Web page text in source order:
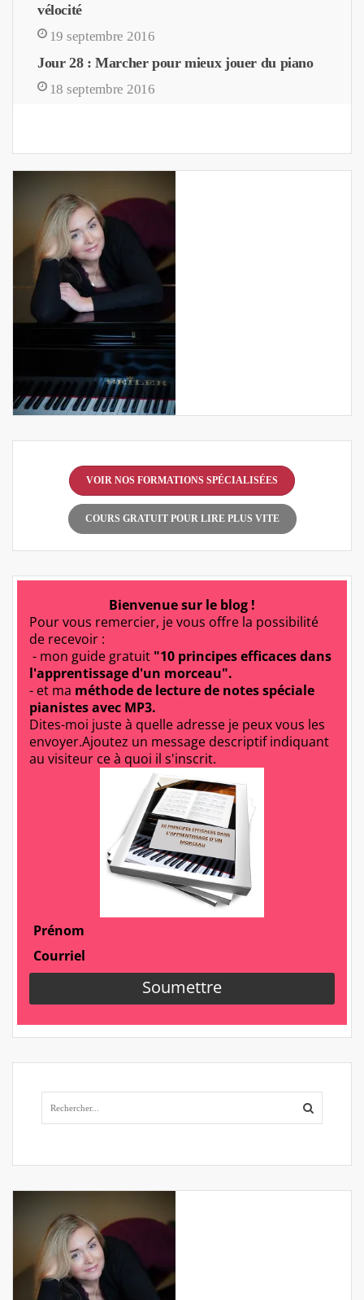
vélocité
19 septembre 2016
Jour 28 : Marcher pour mieux jouer du piano
18 septembre 2016
VOIR NOS FORMATIONS SPÉCIALISÉES
COURS GRATUIT POUR LIRE PLUS VITE